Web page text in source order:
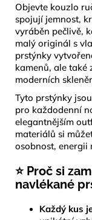
Objevte kouzlo
spojují jemnost,
vyráběn pečlivě,
malý originál s
prstýnky
kamenů, ale také
moderních
Tyto prstýnky
pro každodenní
elegantnějším
materiálů si
osobnost, energii
⭐ Proč si
navlékané
Každý kus